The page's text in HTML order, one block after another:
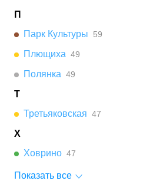
П
Парк Культуры
59
Плющиха 49
Полянка 49
Т
Третьяковская 47
Х
Ховрино 47
Показать все